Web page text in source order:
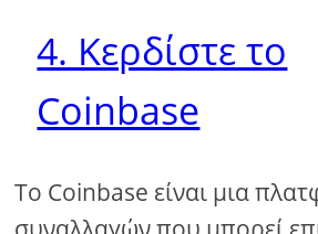
4. Κερδίστε το
Coinbase
Το Coinbase είναι μια